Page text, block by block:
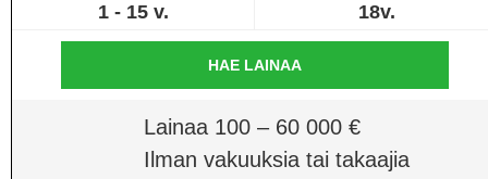
1 - 15 v. 18v.
HAE LAINAA
Lainaa 100 – 60 000 €
Ilman vakuuksia tai takaajia